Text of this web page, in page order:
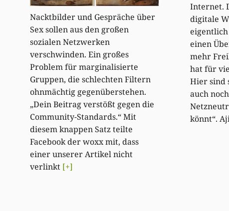
Nacktbilder und Gespräche über
Sex sollen aus den großen
sozialen Netzwerken
verschwinden. Ein großes
Problem für marginalisierte
Gruppen, die schlechten Filtern
ohnmächtig gegenüberstehen.
„Dein Beitrag verstößt gegen die
Community-Standards.“ Mit
diesem knappen Satz teilte
Facebook der woxx mit, dass
einer unserer Artikel nicht
verlinkt [+]
Internet.
digitale
einen
mehr
hat für
Hier sind
auch
könnt“.